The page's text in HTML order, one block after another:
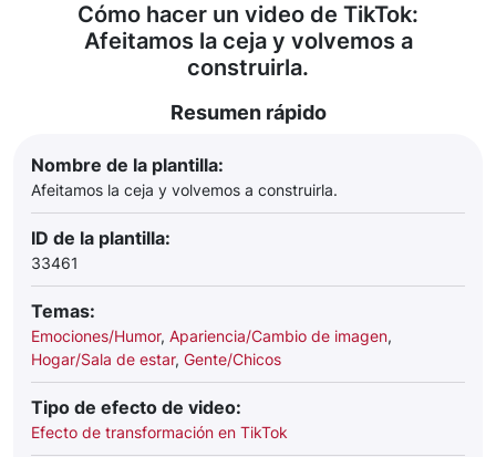
Cómo hacer un video de TikTok:
Afeitamos la ceja y volvemos a
construirla.
Resumen rápido
Nombre de la plantilla:
Afeitamos la ceja y volvemos a construirla.
ID de la plantilla:
33461
Temas:
Emociones/Humor, Apariencia/Cambio de imagen,
Hogar/Sala de estar, Gente/Chicos
Tipo de efecto de video:
Efecto de transformación en TikTok